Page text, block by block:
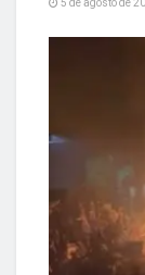
5 de agosto de